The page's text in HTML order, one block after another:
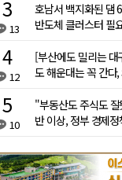
13
호남서 백지화된
반도체 클러스터 필
12
[부산에도 밀리는
도 해운대는 꼭 간다
10
"부동산도 주식도
반 이상, 정부 경제